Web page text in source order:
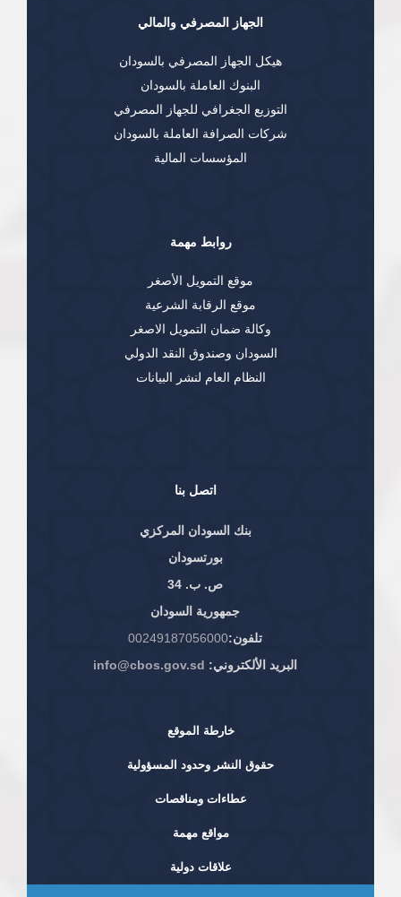
اتصل بنا
بنك السودان المركزي
بورتسودان
ص. ب. 34
جمهورية السودان
تلفون:00249187056000
البريد الألكتروني: info@cbos.gov.sd
الجهاز المصرفي والمالي
هيكل الجهاز المصرفي بالسودان
البنوك العاملة بالسودان
التوزيع الجغرافي للجهاز المصرفي
شركات الصرافة العاملة بالسودان
المؤسسات المالية
روابط مهمة
موقع التمويل الأصغر
موقع الرقابة الشرعية
وكالة ضمان التمويل الاصغر
السودان وصندوق النقد الدولي
النظام العام لنشر البيانات
خارطة الموقع
حقوق النشر وحدود المسؤولية
عطاءات ومناقصات
مواقع مهمة
علاقات دولية